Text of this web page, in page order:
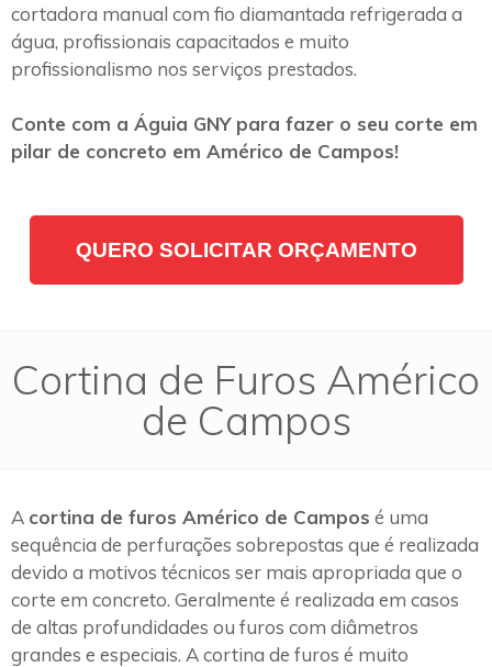
cortadora manual com fio diamantada refrigerada a
água, profissionais capacitados e muito
profissionalismo nos serviços prestados.
Conte com a Águia GNY para fazer o seu corte em
pilar de concreto em Américo de Campos!
QUERO SOLICITAR ORÇAMENTO
Cortina de Furos Américo
de Campos
A cortina de furos Américo de Campos é uma
sequência de perfurações sobrepostas que é realizada
devido a motivos técnicos ser mais apropriada que o
corte em concreto. Geralmente é realizada em casos
de altas profundidades ou furos com diâmetros
grandes e especiais. A cortina de furos é muito